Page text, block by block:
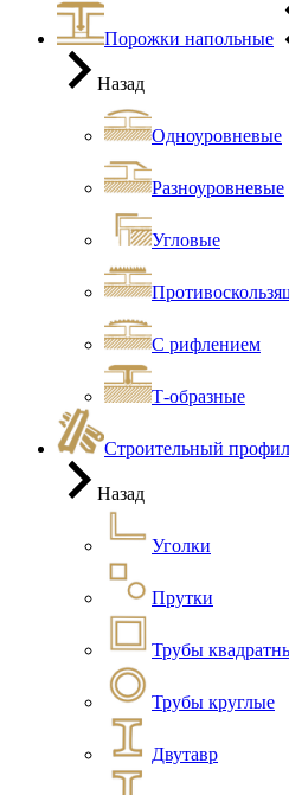
Порожки напольные
Назад
Одноуровневые
Разноуровневые
Угловые
С рифлением
Т-образные
Строительный
Назад
Уголки
Прутки
Трубы
Трубы круглые
Двутавр